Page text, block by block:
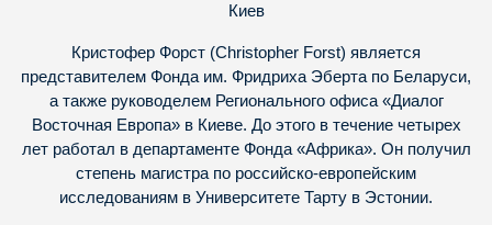
Киев
Кристофер Форст (Christopher Forst) является
представителем Фонда им. Фридриха Эберта по Беларуси,
а также руководелем Регионального офиса «Диалог
Восточная Европа» в Киеве. До этого в течение четырех
лет работал в департаменте Фонда «Африка». Он получил
степень магистра по российско-европейским
исследованиям в Университете Тарту в Эстонии.